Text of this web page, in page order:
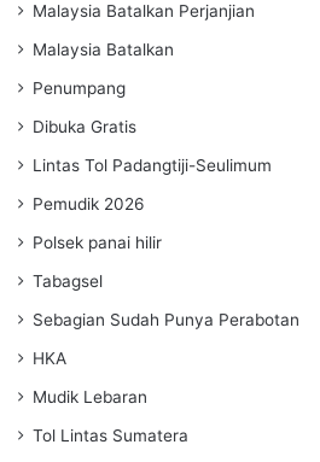
Malaysia Batalkan Perjanjian
Malaysia Batalkan
Penumpang
Dibuka Gratis
Lintas Tol Padangtiji-Seulimum
Pemudik 2026
Polsek panai hilir
Tabagsel
Sebagian Sudah Punya Perabotan
HKA
Mudik Lebaran
Tol Lintas Sumatera